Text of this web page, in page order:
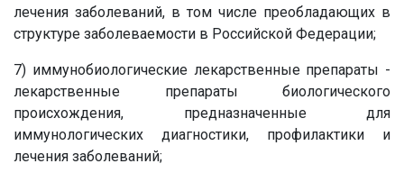
лечения заболеваний, в том числе преобладающих в
структуре заболеваемости в Российской Федерации;
7) иммунобиологические лекарственные препараты -
лекарственные препараты биологического
происхождения, предназначенные для
иммунологических диагностики, профилактики и
лечения заболеваний;